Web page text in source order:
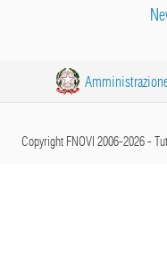
Copyright FNOVI 2006-2026 -